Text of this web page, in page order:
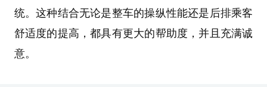
统。这种结合无论是整车的操纵性能还是后排乘客
舒适度的提高，都具有更大的帮助度，并且充满诚
意。